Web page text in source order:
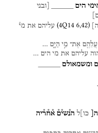
הים
[ובני
(4Q14 6,42) עליהם את מי֯
עֲלֵהֶ֖ם אֶת־ מֵ֣י הַיָּ֑ם …
עליהם את מי הים …
ומשמאולם
כו]ל הנ֯שי֯ם֯ א֯ח֯ר֯יה